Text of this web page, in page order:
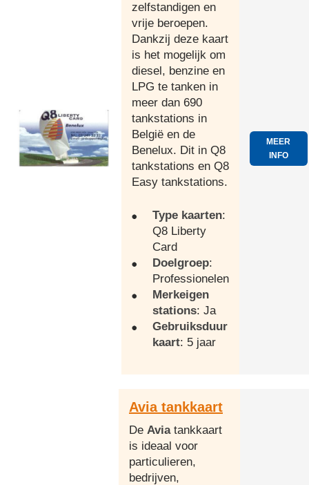
zelfstandigen en
vrije beroepen.
Dankzij deze kaart
is het mogelijk om
diesel, benzine en
LPG te tanken in
meer dan 690
tankstations in
België en de
Benelux. Dit in Q8
tankstations en Q8
Easy tankstations.
Type kaarten:
Q8 Liberty
Card
Doelgroep:
Professionelen
Merkeigen
stations: Ja
Gebruiksduur
kaart: 5 jaar
MEER
INFO
Avia tankkaart
De Aviatankkaart
is ideaal voor
particulieren,
bedrijven,